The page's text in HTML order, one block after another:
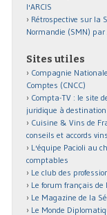
l'ARCIS
Rétrospective sur la
Normandie (SMN) par
Sites utiles
Compagnie
Comptes (CNCC)
Compta-TV : le site
juridique à
Cuisine & Vins de
conseils et accords
L'équipe Pacioli au
comptables
Le club des
Le forum français
Le Magazine de la
Le Monde